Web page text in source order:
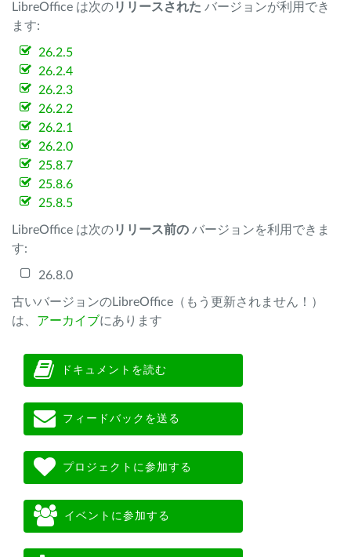
LibreOffice は次のリリースされた バージョンが利用でき
ます:
26.2.5
26.2.4
26.2.3
26.2.2
26.2.1
26.2.0
25.8.7
25.8.6
25.8.5
LibreOffice は次のリリース前の バージョンを利用できま
す:
26.8.0
古いバージョンのLibreOffice（もう更新されません！）
は、 アーカイブにあります
ドキュメントを読む
フィードバックを送る
プロジェクトに参加する
イベントに参加する